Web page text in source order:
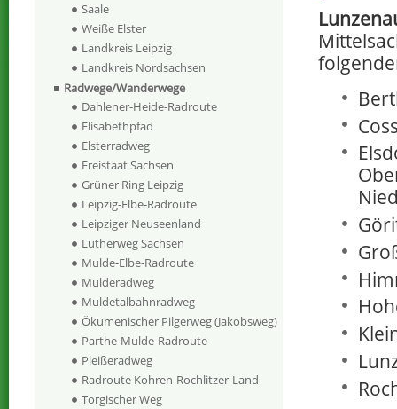
Saale
Weiße Elster
Landkreis Leipzig
Landkreis Nordsachsen
Radwege/Wanderwege
Dahlener-Heide-Radroute
Elisabethpfad
Elsterradweg
Freistaat Sachsen
Grüner Ring Leipzig
Leipzig-Elbe-Radroute
Leipziger Neuseenland
Lutherweg Sachsen
Mulde-Elbe-Radroute
Mulderadweg
Muldetalbahnradweg
Ökumenischer Pilgerweg (Jakobsweg)
Parthe-Mulde-Radroute
Pleißeradweg
Radroute Kohren-Rochlitzer-Land
Torgischer Weg